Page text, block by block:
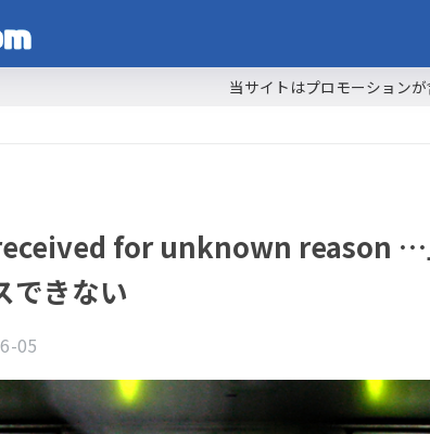
当サイトはプロモーションが
for unknown reason …
できない
05